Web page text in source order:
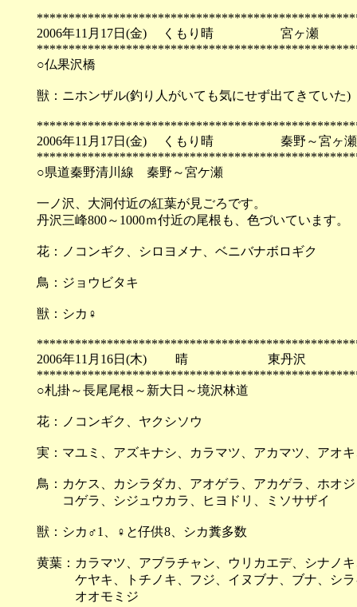
2006年11月17日(金) くもり晴 宮ヶ瀬
○仏果沢橋
獣：ニホンザル(釣り人がいても気にせず出てきていた)
2006年11月17日(金) くもり晴 秦野～宮ヶ
○県道秦野清川線 秦野～宮ケ瀬
一ノ沢、大洞付近の紅葉が見ごろです。
丹沢三峰800～1000ｍ付近の尾根も、色づいています。
花：ノコンギク、シロヨメナ、ベニバナボロギク
鳥：ジョウビタキ
獣：シカ♀
2006年11月16日(木) 晴 東丹沢
○札掛～長尾尾根～新大日～境沢林道
花：ノコンギク、ヤクシソウ
実：マユミ、アズキナシ、カラマツ、アカマツ、アオ
鳥：カケス、カシラダカ、アオゲラ、アカゲラ、ホオ
コゲラ、シジュウカラ、ヒヨドリ、ミソサザイ
獣：シカ♂1、♀と仔供8、シカ糞多数
黄葉：カラマツ、アブラチャン、ウリカエデ、シナノ
ケヤキ、トチノキ、フジ、イヌブナ、ブナ、シラ
オオモミジ